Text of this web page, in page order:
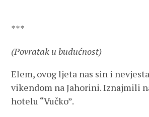
***
(Povratak u budućnost)
Elem, ovog ljeta nas sin i
vikendom na Jahorini. Iznajmili
hotelu “Vučko”.